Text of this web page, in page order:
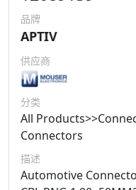
品牌
APTIV
供应商
分类
All
Connectors
描述
Automotive